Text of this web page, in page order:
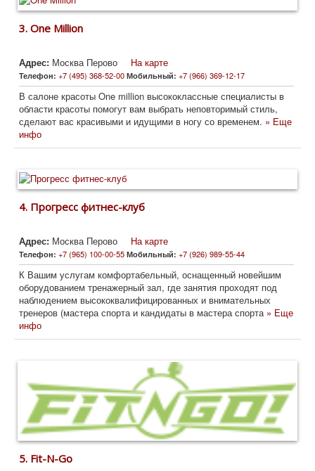
3. One Million
Адрес: Москва Перово На карте
Телефон: +7 (495) 368-52-00 Мобильный: +7 (966) 369-12-17
В салоне красоты One million высококлассные специалисты в
области красоты помогут вам выбрать неповторимый стиль,
сделают вас красивыми и идущими в ногу со временем. » Еще
инфо
4. Прогресс фитнес-клуб
Адрес: Москва Перово На карте
Телефон: +7 (965) 100-00-55 Мобильный: +7 (926) 989-55-44
К Вашим услугам комфортабельный, оснащенный новейшим
оборудованием тренажерный зал, где занятия проходят под
наблюдением высококвалифицированных и внимательных
тренеров (мастера спорта и кандидаты в мастера спорта » Еще
инфо
5. Fit-N-Go